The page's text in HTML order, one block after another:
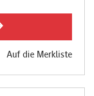
Auf die Merkliste